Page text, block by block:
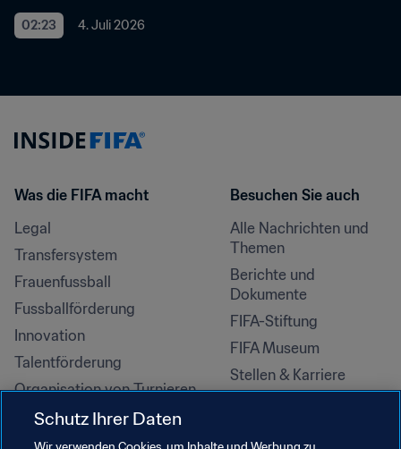
02:23 4. Juli 2026
Was die FIFA macht
Legal
Transfersystem
Frauenfussball
Fussballförderung
Innovation
Talentförderung
Organisation von Turnieren
Nachhaltigkeit
Menschenrechte und
Besuchen Sie auch
Alle Nachrichten und
Themen
Berichte und
Dokumente
FIFA-Stiftung
FIFA Museum
Stellen & Karriere
Schutz Ihrer Daten